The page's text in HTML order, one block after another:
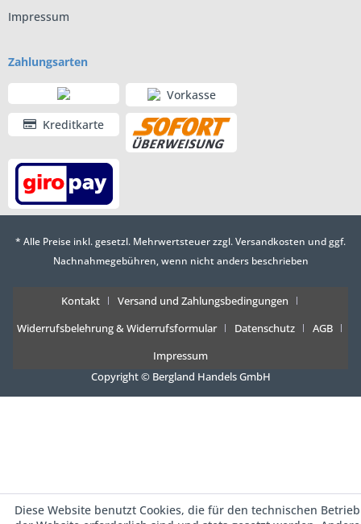
Impressum
Zahlungsarten
Vorkasse
Kreditkarte
* Alle Preise inkl. gesetzl. Mehrwertsteuer zzgl.Versandkosten und ggf.
Nachnahmegebühren, wenn nicht anders beschrieben
Kontakt
Versand und Zahlungsbedingungen
Widerrufsbelehrung & Widerrufsformular
Datenschutz
AGB
Impressum
Copyright © Bergland Handels GmbH
Diese Website benutzt Cookies, die für den technischen Betrieb